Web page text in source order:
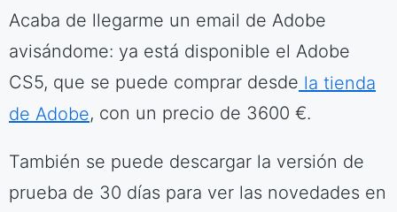
Acaba de llegarme un email de Adobe
avisándome: ya está disponible el Adobe
CS5, que se puede comprar desde la tienda
de Adobe, con un precio de 3600 €.
También se puede descargar la versión de
prueba de 30 días para ver las novedades en